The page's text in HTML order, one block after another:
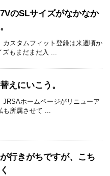
のSLサイズがなかなか
カスタムフィット登録は来週頃か
ズもまだまだ入 ...
えにいこう。
JRSAホームページがリニューア
も所属させて ...
行きがちですが、こち